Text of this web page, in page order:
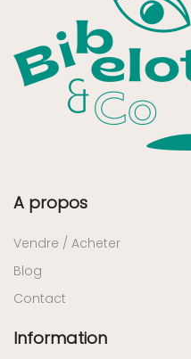
A propos
Vendre / Acheter
Blog
Contact
Information